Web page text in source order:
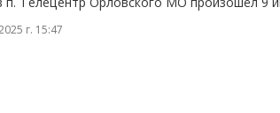
г. 15:47